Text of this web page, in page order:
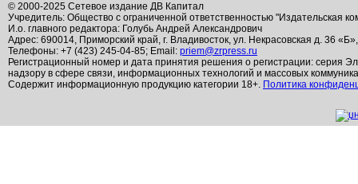
© 2000-2025 Сетевое издание ДВ Капитал
Учредитель: Общество с ограниченной ответственностью "Издательская
И.о. главного редактора: Голубь Андрей Александрович
Адрес: 690014, Приморский край, г. Владивосток, ул. Некрасовская д. 36
Телефоны: +7 (423) 245-04-85; Email: priem@zrpress.ru
Регистрационный номер и дата принятия решения о регистрации: серия
надзору в сфере связи, информационных технологий и массовых
Содержит информационную продукцию категории 18+. Политика